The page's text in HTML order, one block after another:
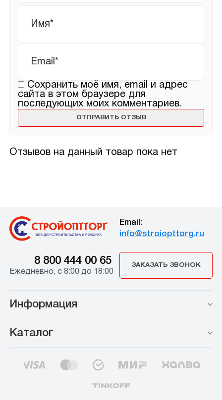
Отзывов на данный товар пока нет
Сохранить моё имя, email и адрес
сайта в этом браузере для
последующих моих комментариев.
Email:
info@stroiopttorg.ru
8 800 444 00 65
Ежедневно, с 8:00 до 18:00
ЗАКАЗАТЬ ЗВОНОК
Информация
Каталог